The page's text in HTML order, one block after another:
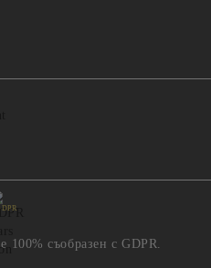
100% съобразен с GDPR.